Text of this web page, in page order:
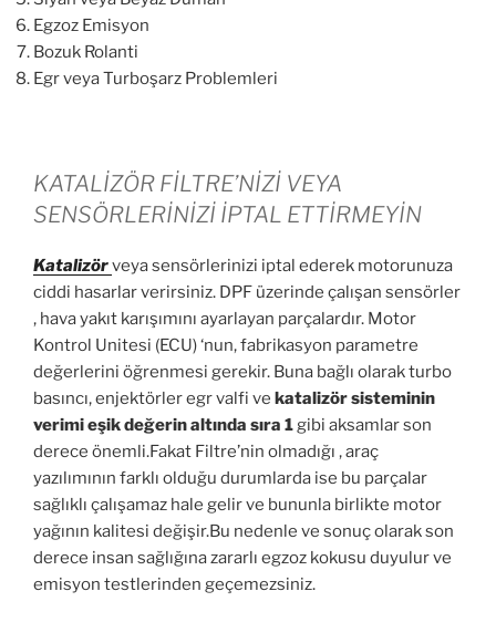
Egzoz Emisyon
Bozuk Rolanti
Egr veya Turboşarz Problemleri
KATALİZÖR FİLTRE’NİZİ VEYA
SENSÖRLERİNİZİ İPTAL ETTİRMEYİN
Katalizörveya sensörlerinizi iptal ederek motorunuza
ciddi hasarlar verirsiniz. DPF üzerinde çalışan sensörler
, hava yakıt karışımını ayarlayan parçalardır. Motor
Kontrol Unitesi (ECU) ‘nun, fabrikasyon parametre
değerlerini öğrenmesi gerekir. Buna bağlı olarak turbo
basıncı, enjektörler egr valfi ve katalizör sisteminin
verimi eşik değerin altında sıra 1gibi aksamlar son
derece önemli.Fakat Filtre’nin olmadığı , araç
yazılımının farklı olduğu durumlarda ise bu parçalar
sağlıklı çalışamaz hale gelir ve bununla birlikte motor
yağının kalitesi değişir.Bu nedenle ve sonuç olarak son
derece insan sağlığına zararlı egzoz kokusu duyulur ve
emisyon testlerinden geçemezsiniz.